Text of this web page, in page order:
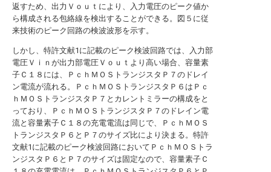
返すため、出力Ｖｏｕｔにより、入力電圧のピーク値か
ら構成される包絡線を検出することができる。図５に従
来技術のピーク回路の検波波形を示す。
しかし、特許文献1に記載のピーク検波回路では、入力部
電圧Ｖｉｎが出力部電圧Ｖｏｕｔより高い場合、容量素
子Ｃ１８には、ＰｃｈＭＯＳトランジスタＰ７のドレイ
ン電流が流れる。ＰｃｈＭＯＳトランジスタＰ６はＰｃ
ｈＭＯＳトランジスタＰ７とカレントミラーの構成をと
っており、ＰｃｈＭＯＳトランジスタＰ７のドレイン電
流と容量素子Ｃ１８の充電電流は同じで、ＰｃｈＭＯＳ
トランジスタＰ６とＰ７のサイズ比により決まる。特許
文献1に記載のピーク検波回路においてＰｃｈＭＯＳトラ
ンジスタＰ６とＰ７のサイズは固定なので、容量素子Ｃ